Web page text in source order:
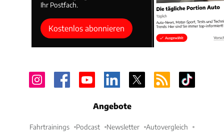
Ihr Postfach.
Kostenlos abonnieren
Angebote
Fahrtrainings Podcast Newsletter Autovergleich